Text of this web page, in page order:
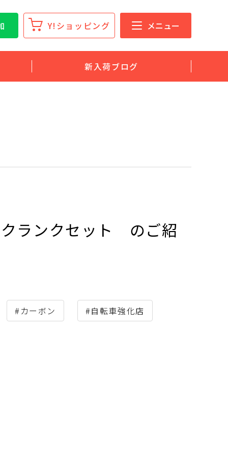
Y!ショッピング メニュー
新入荷ブログ
ランクセット のご紹
#カーボン #自転車強化店